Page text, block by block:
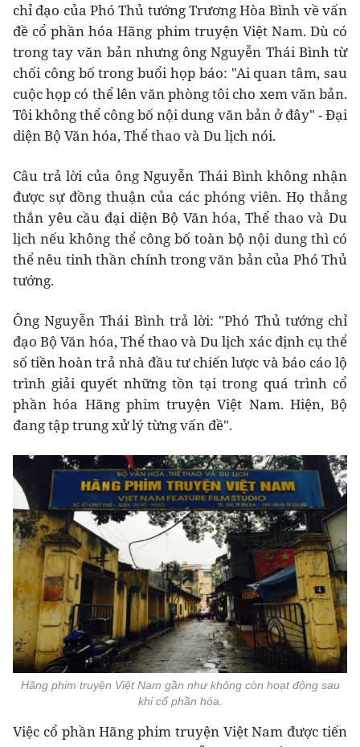
chỉ đạo của Phó Thủ tướng Trương Hòa Bình về vấn
đề cổ phần hóa Hãng phim truyện Việt Nam. Dù có
trong tay văn bản nhưng ông Nguyễn Thái Bình từ
chối công bố trong buổi họp báo: "Ai quan tâm, sau
cuộc họp có thể lên văn phòng tôi cho xem văn bản.
Tôi không thể công bố nội dung văn bản ở đây" - Đại
diện Bộ Văn hóa, Thể thao và Du lịch nói.
Câu trả lời của ông Nguyễn Thái Bình không nhận
được sự đồng thuận của các phóng viên. Họ thẳng
thắn yêu cầu đại diện Bộ Văn hóa, Thể thao và Du
lịch nếu không thể công bố toàn bộ nội dung thì có
thể nêu tinh thần chính trong văn bản của Phó Thủ
tướng.
Ông Nguyễn Thái Bình trả lời: "Phó Thủ tướng chỉ
đạo Bộ Văn hóa, Thể thao và Du lịch xác định cụ thể
số tiền hoàn trả nhà đầu tư chiến lược và báo cáo lộ
trình giải quyết những tồn tại trong quá trình cổ
phần hóa Hãng phim truyện Việt Nam. Hiện, Bộ
đang tập trung xử lý từng vấn đề".
Hãng phim truyện Việt Nam gần như không còn hoạt động sau
khi cổ phần hóa.
Việc cổ phần Hãng phim truyện Việt Nam được tiến